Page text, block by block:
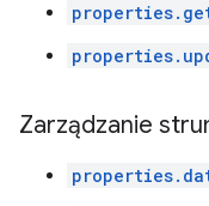
Zarządzanie